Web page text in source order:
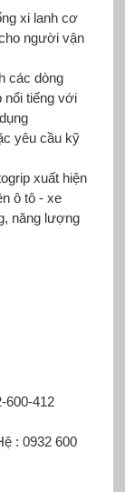
xi lanh cơ
người vận
các dòng
nổi tiếng với
yêu cầu kỹ
xuất hiện
ô tô - xe
năng lượng
600-412
: 0932 600